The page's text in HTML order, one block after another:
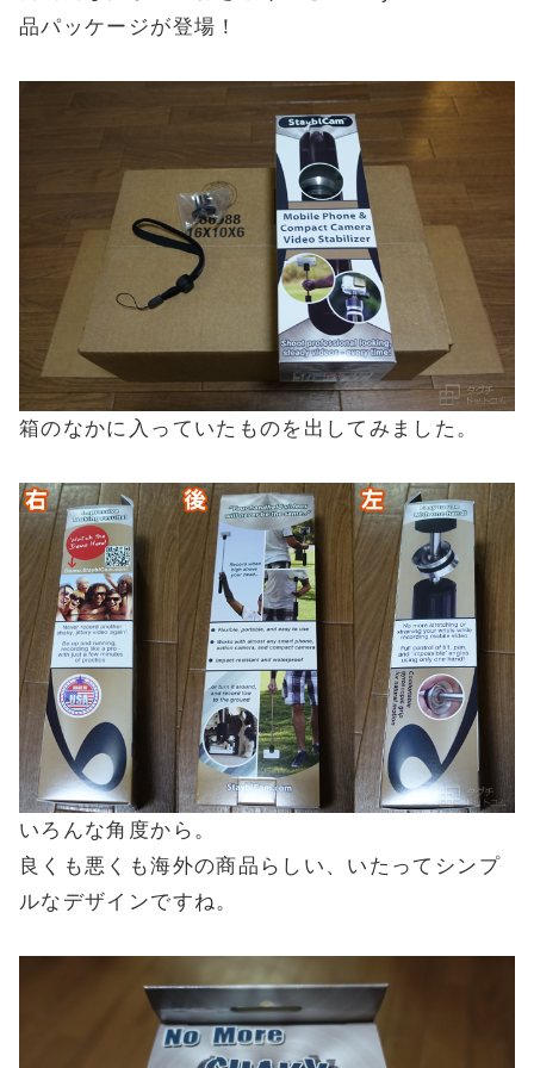
品パッケージが登場！
箱のなかに入っていたものを出してみました。
いろんな角度から。
良くも悪くも海外の商品らしい、いたってシンプ
ルなデザインですね。